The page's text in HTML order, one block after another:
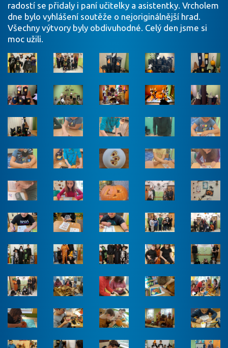
radostí se přidaly i paní učitelky a asistentky. Vrcholem
dne bylo vyhlášení soutěže o nejoriginálnější hrad.
Všechny výtvory byly obdivuhodné. Celý den jsme si
moc užili.